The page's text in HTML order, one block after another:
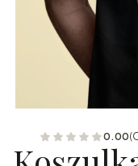
0.00